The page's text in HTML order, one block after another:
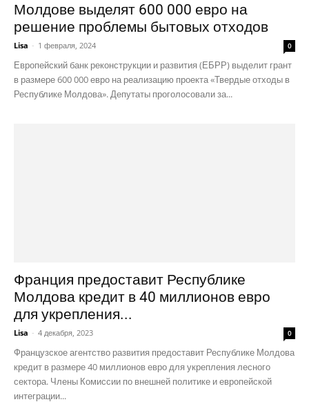
Молдове выделят 600 000 евро на
решение проблемы бытовых отходов
Lisa - 1 февраля, 2024 0
Европейский банк реконструкции и развития (ЕБРР) выделит грант
в размере 600 000 евро на реализацию проекта «Твердые отходы в
Республике Молдова». Депутаты проголосовали за...
Франция предоставит Республике
Молдова кредит в 40 миллионов евро
для укрепления...
Lisa - 4 декабря, 2023 0
Французское агентство развития предоставит Республике Молдова
кредит в размере 40 миллионов евро для укрепления лесного
сектора. Члены Комиссии по внешней политике и европейской
интеграции...